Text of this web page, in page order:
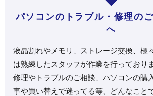
パソコンのトラブル・修理の
へ
液晶割れやメモリ、ストレージ交換、様
は熟練したスタッフが作業を行っており
修理やトラブルのご相談、パソコンの購
事や買い替えで迷ってる等、どんなこと